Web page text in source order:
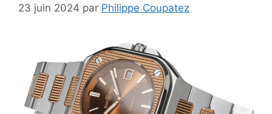
23 juin 2024 par Philippe Coupatez